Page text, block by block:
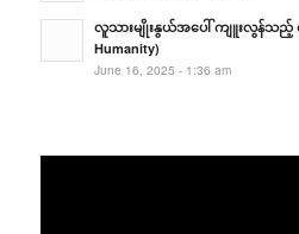
လူသားမျိုးနွယ်အပေါ် ကျူးလွန်သည့် ရ
Humanity)
June 16, 2025 - 1:36 am